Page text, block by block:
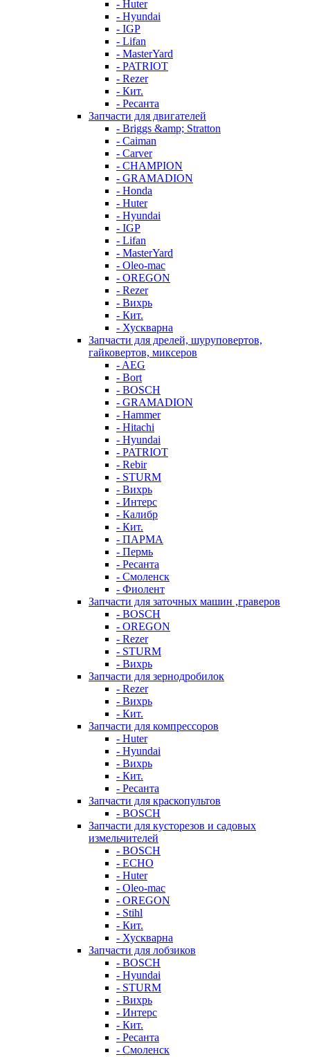
- Huter
- Hyundai
- IGP
- Lifan
- MasterYard
- PATRIOT
- Rezer
- Кит.
- Ресанта
Запчасти для двигателей
- Briggs &amp; Stratton
- Caiman
- Carver
- CHAMPION
- GRAMADION
- Honda
- Huter
- Hyundai
- IGP
- Lifan
- MasterYard
- Oleo-mac
- OREGON
- Rezer
- Вихрь
- Кит.
- Хускварна
Запчасти для дрелей, шуруповертов,
гайковертов, миксеров
- AEG
- Bort
- BOSCH
- GRAMADION
- Hammer
- Hitachi
- Hyundai
- PATRIOT
- Rebir
- STURM
- Вихрь
- Интерс
- Калибр
- Кит.
- ПАРМА
- Пермь
- Ресанта
- Смоленск
- Фиолент
Запчасти для заточных машин ,граверов
- BOSCH
- OREGON
- Rezer
- STURM
- Вихрь
Запчасти для зернодробилок
- Rezer
- Вихрь
- Кит.
Запчасти для компрессоров
- Huter
- Hyundai
- Вихрь
- Кит.
- Ресанта
Запчасти для краскопультов
- BOSCH
Запчасти для кусторезов и садовых
измельчителей
- BOSCH
- ECHO
- Huter
- Oleo-mac
- OREGON
- Stihl
- Кит.
- Хускварна
Запчасти для лобзиков
- BOSCH
- Hyundai
- STURM
- Вихрь
- Интерс
- Кит.
- Ресанта
- Смоленск